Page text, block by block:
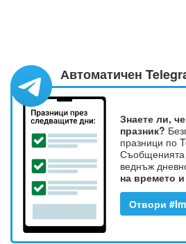
Автоматичен
Знаете ли,
празник?
празници по
Съобщенията
веднъж
на времето
Отвори